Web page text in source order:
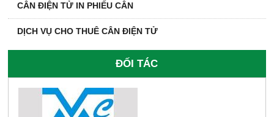
CÂN ĐIỆN TỬ IN PHIẾU CÂN
DỊCH VỤ CHO THUÊ CÂN ĐIỆN TỬ
ĐỐI TÁC